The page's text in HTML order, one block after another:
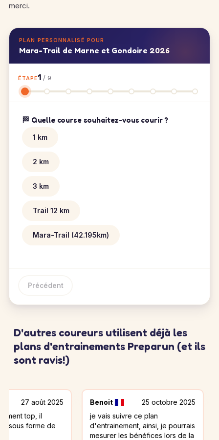
merci.
PLAN PERSONNALISÉ POUR
Mara-Trail de Marne et Gondoire 2026
ÉTAPE1 / 9
🏁 Quelle course souhaitez-vous courir ?
1 km
2 km
3 km
Trail 12 km
Mara-Trail (42.195km)
Précédent
D'autres coureurs utilisent déjà les
plans d'entrainements Preparun (et ils
sont ravis!)
2025
il
de
Benoit
25 octobre 2025
je vais suivre ce plan
d'entrainement, ainsi, je pourrais
mesurer les bénéfices lors de la
Olivier
il est